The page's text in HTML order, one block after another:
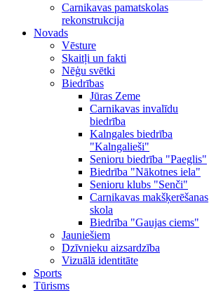
Carnikavas pamatskolas
rekonstrukcija
Novads
Vēsture
Skaitļi un fakti
Nēģu svētki
Biedrības
Jūras Zeme
Carnikavas invalīdu
biedrība
Kalngales biedrība
"Kalngalieši"
Senioru biedrība "Paeglis"
Biedrība "Nākotnes iela"
Senioru klubs "Senči"
Carnikavas makšķerēšanas
skola
Biedrība "Gaujas ciems"
Jauniešiem
Dzīvnieku aizsardzība
Vizuālā identitāte
Sports
Tūrisms